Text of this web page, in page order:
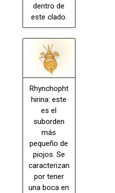
dentro de
este clado.
Rhynchopht
hirina: este
es el
suborden
más
pequeño de
piojos. Se
caracterizan
por tener
una boca en